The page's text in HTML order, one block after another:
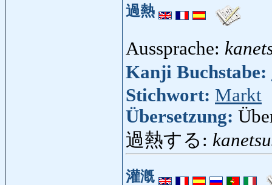
過熱
Aussprache:
Kanji Buchstabe:
Stichwort: Markt
Übersetzung:
過熱する:
灌漑